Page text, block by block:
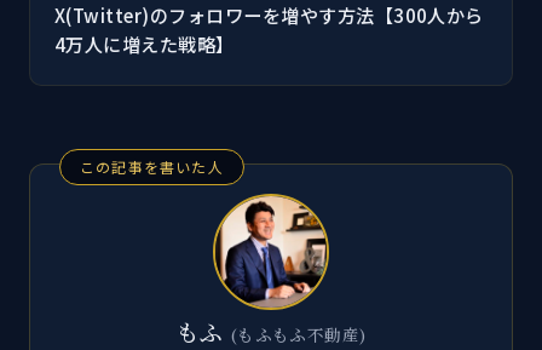
X(Twitter)のフォロワーを増やす方法【300人から
4万人に増えた戦略】
この記事を書いた人
もふ (もふもふ不動産)